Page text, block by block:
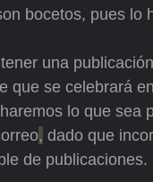
bocetos, pues lo
una
que se celebrará
lo que sea
, dado que
de publicaciones.